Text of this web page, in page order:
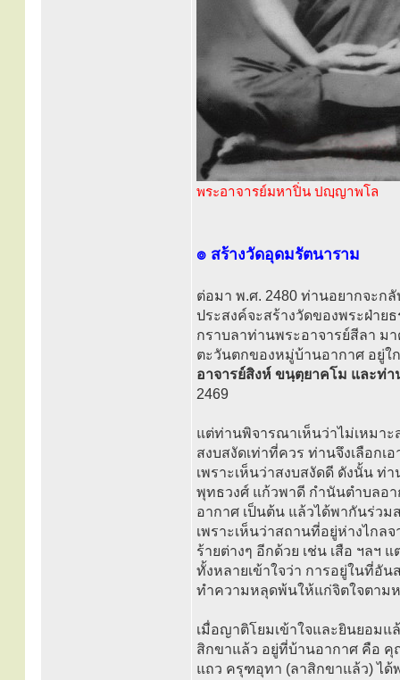
พระอาจารย์มหาปิ่น ปญฺญาพโล
๏ สร้างวัดอุดมรัตนาราม
ต่อมา พ.ศ. 2480 ท่านอยากจะก
ประสงค์จะสร้างวัดของพระฝ่าย
กราบลาท่านพระอาจารย์สีลา ม
ตะวันตกของหมู่บ้านอากาศ อยู่ใ
อาจารย์สิงห์ ขนฺตฺยาคโม และท่
2469
แต่ท่านพิจารณาเห็นว่าไม่เหมา
สงบสงัดเท่าที่ควร ท่านจึงเลือก
เพราะเห็นว่าสงบสงัดดี ดังนั้น
พุทธวงศ์ แก้วพาดี กำนันตำบลอา
อากาศ เป็นต้น แล้วได้พากันร่ว
เพราะเห็นว่าสถานที่อยู่ห่างไก
ร้ายต่างๆ อีกด้วย เช่น เสือ ฯลฯ
ทั้งหลายเข้าใจว่า การอยู่ในที่อัน
ทำความหลุดพ้นให้แก่จิตใจตาม
เมื่อญาติโยมเข้าใจและยินยอม
สิกขาแล้ว อยู่ที่บ้านอากาศ คือ
แถว ครุฑอุทา (ลาสิกขาแล้ว) ได้